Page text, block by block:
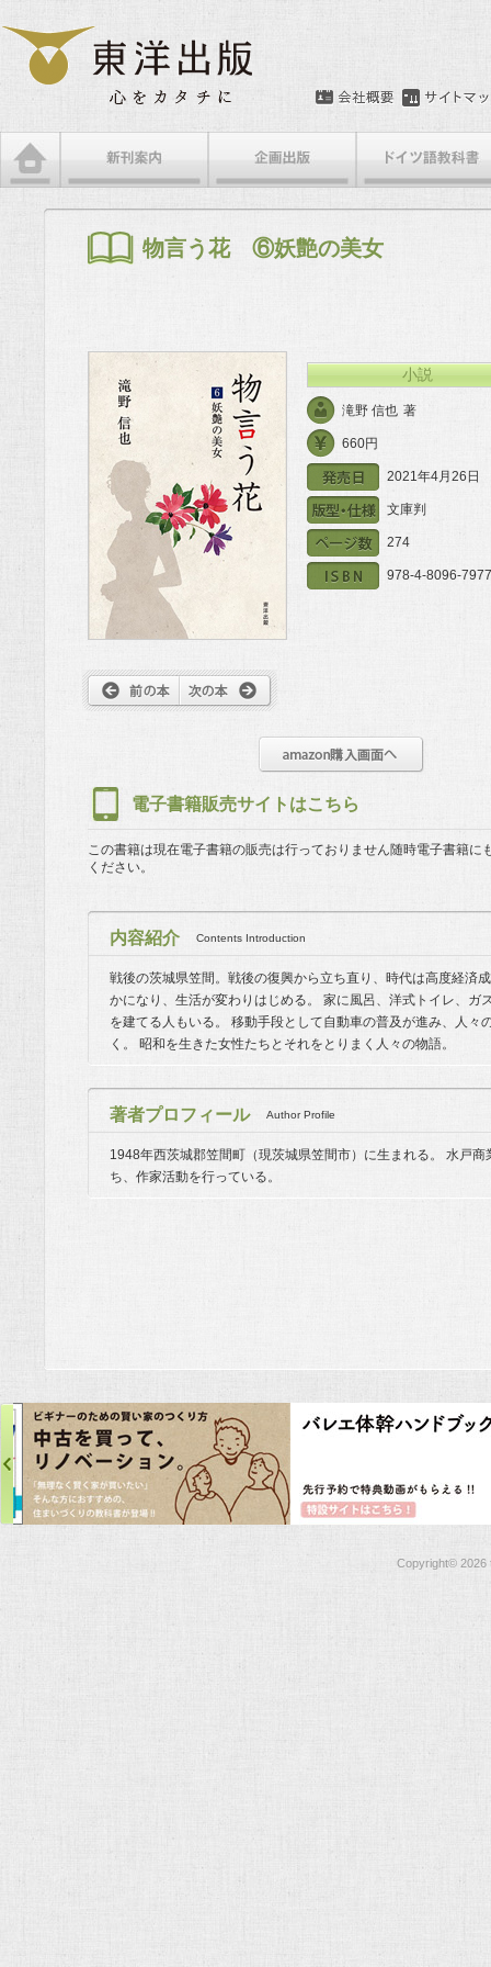
メインメニュー
メインコンテンツへ移動
サブコンテンツへ移動
物言う花 ⑥妖艶の美女
小説
滝野 信也 著
660円
2021年4月26日
文庫判
274
978-4-8096-
電子書籍販売サイトはこちら
この書籍は現在電子書籍の販売は行っておりません随時電子書籍に
ください。
内容紹介 Contents Introduction
戦後の茨城県笠間。戦後の復興から立ち直り、時代は高度経済
かになり、生活が変わりはじめる。 家に風呂、洋式トイレ、ガ
を建てる人もいる。 移動手段として自動車の普及が進み、人々
く。 昭和を生きた女性たちとそれをとりまく人々の物語。
著者プロフィール Author Profile
1948年西茨城郡笠間町（現茨城県笠間市）に生まれる。 水戸
ち、作家活動を行っている。
Copyright© 2026